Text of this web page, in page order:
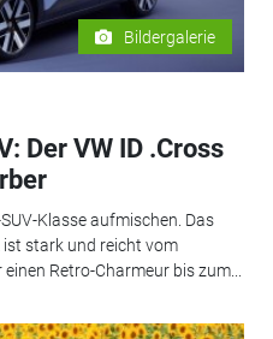
Bildergalerie
Der VW ID .Cross
Klasse aufmischen. Das
stark und reicht vom
Retro-Charmeur bis zum...